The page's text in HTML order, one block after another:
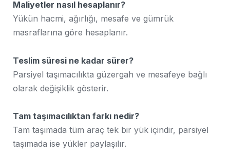
Maliyetler nasıl hesaplanır?
Yükün hacmi, ağırlığı, mesafe ve gümrük
masraflarına göre hesaplanır.
Teslim süresi ne kadar sürer?
Parsiyel taşımacılıkta güzergah ve mesafeye bağlı
olarak değişiklik gösterir.
Tam taşımacılıktan farkı nedir?
Tam taşımada tüm araç tek bir yük içindir, parsiyel
taşımada ise yükler paylaşılır.